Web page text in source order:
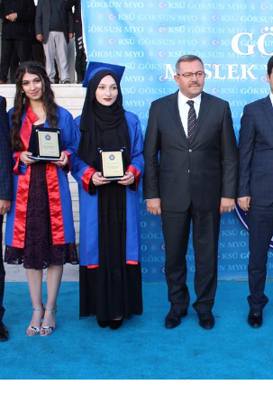
GÜNLÜK HABER AKIŞI
HAFIZLIK KIZ KUR’AN KURSU
DARENDE GEZISI.